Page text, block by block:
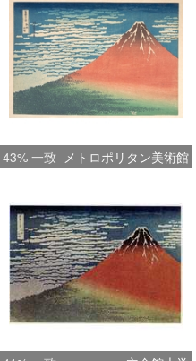
43% 一致 メトロポリタン美術館